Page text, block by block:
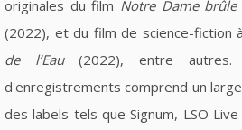
originales du film Notre Dame brûle
(2022), et du film de science-fiction
de l’Eau(2022), entre autres.
d'enregistrements comprend un
des labels tels que Signum, LSO